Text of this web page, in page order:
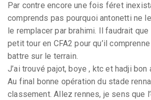
Par contre encore une fois féret
comprends pas pourquoi antonetti ne
le remplacer par brahimi. Il faudrait
petit tour en CFA2 pour qu’il
battre sur le terrain.
J’ai trouvé pajot, boye , ktc et hadji bon
Au final bonne opération du stade
classement. Allez rennes, je sens que